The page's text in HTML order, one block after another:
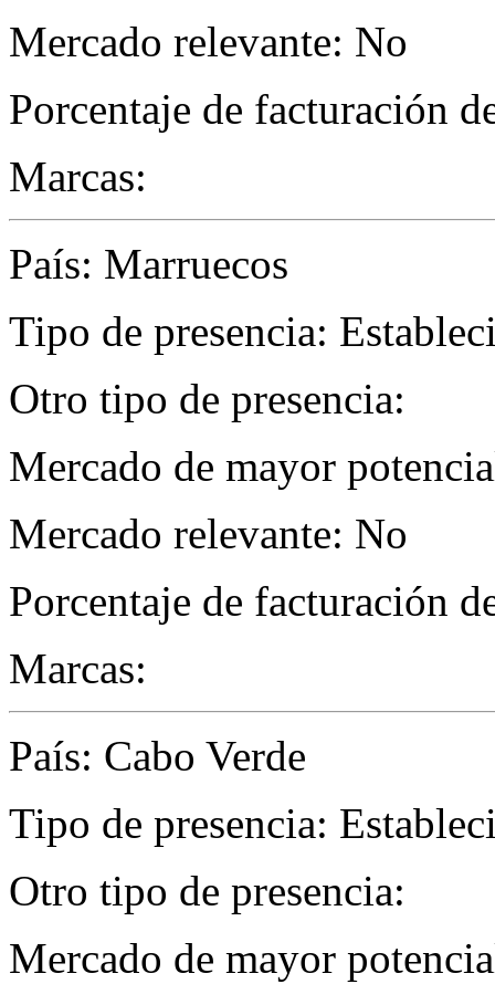
Mercado relevante: No
Porcentaje de facturación
Marcas:
País: Marruecos
Tipo de presencia:
Otro tipo de presencia:
Mercado de mayor
Mercado relevante: No
Porcentaje de facturación
Marcas:
País: Cabo Verde
Tipo de presencia:
Otro tipo de presencia:
Mercado de mayor